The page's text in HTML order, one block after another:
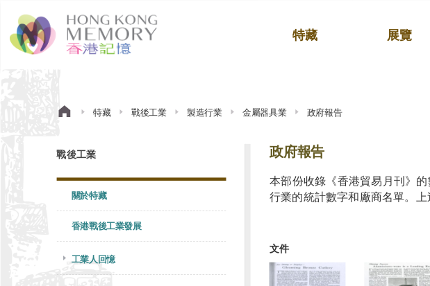
特藏 展覽
特藏 戰後工業 製造行業 金屬器具業 政府報告
戰後工業
關於特藏
香港戰後工業發展
工業人回憶
政府報告
本部份收錄《香港貿易月刊》
行業的統計數字和廠商名單。上
文件